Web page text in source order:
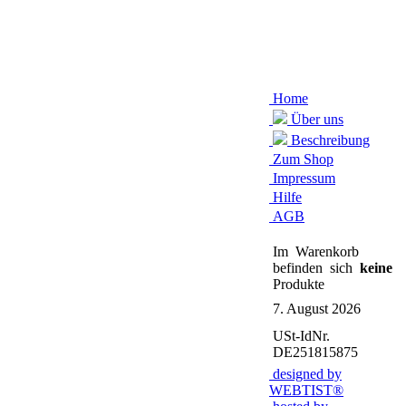
Home
Über uns
Beschreibung
Zum Shop
Impressum
Hilfe
AGB
Im Warenkorb
befinden sich keine
Produkte
7. August 2026
USt-IdNr.
DE251815875
designed by
WEBTIST®